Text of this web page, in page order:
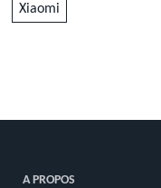
Xiaomi
A PROPOS